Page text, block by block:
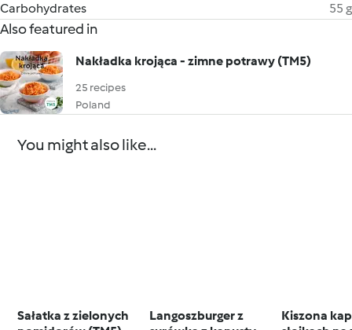
Carbohydrates
55 g
Also featured in
Nakładka krojąca - zimne potrawy (TM5)
25 recipes
Poland
You might also like...
Sałatka z zielonych
Langoszburger z
Kiszona